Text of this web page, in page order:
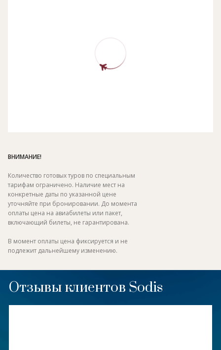
ВНИМАНИЕ!
Количество готовых туров по специальным
тарифам ограничено. Наличие мест на
конкретные даты по указанной цене
уточняйте при бронировании. До момента
оплаты цена на авиабилеты или пакет,
включающий билеты, не гарантирована.
В момент оплаты цена фиксируется и не
подлежит дальнейшему изменению.
Отзывы клиентов Sodis